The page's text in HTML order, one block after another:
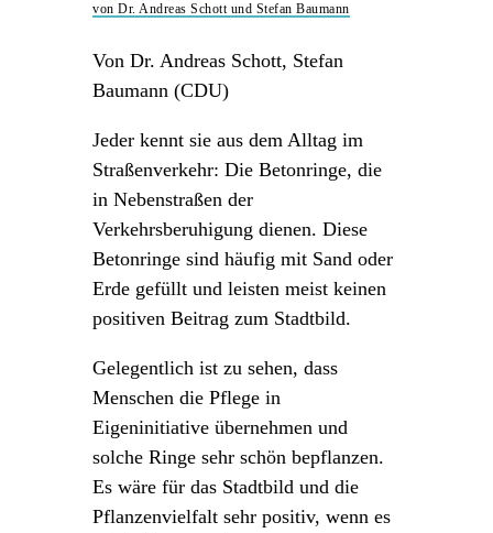
von Dr. Andreas Schott und Stefan Baumann
Von Dr. Andreas Schott, Stefan
Baumann (CDU)
Jeder kennt sie aus dem Alltag im
Straßenverkehr: Die Betonringe, die
in Nebenstraßen der
Verkehrsberuhigung dienen. Diese
Betonringe sind häufig mit Sand oder
Erde gefüllt und leisten meist keinen
positiven Beitrag zum Stadtbild.
Gelegentlich ist zu sehen, dass
Menschen die Pflege in
Eigeninitiative übernehmen und
solche Ringe sehr schön bepflanzen.
Es wäre für das Stadtbild und die
Pflanzenvielfalt sehr positiv, wenn es